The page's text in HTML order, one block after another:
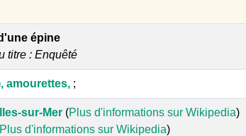
épine
titre : Enquêté
amourettes, ;
sur-Mer (Plus d'informations sur Wikipedia)
Plus d'informations sur Wikipedia)